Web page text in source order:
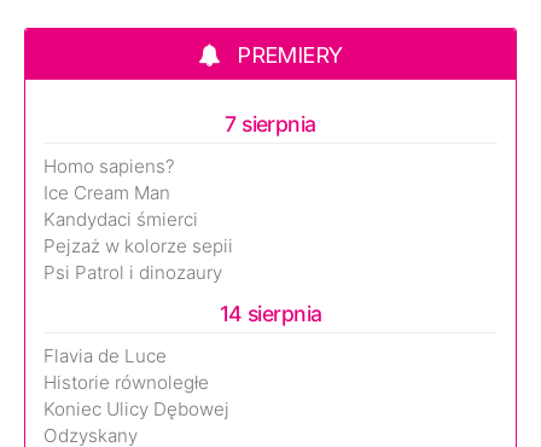
PREMIERY
7 sierpnia
Homo sapiens?
Ice Cream Man
Kandydaci śmierci
Pejzaż w kolorze sepii
Psi Patrol i dinozaury
14 sierpnia
Flavia de Luce
Historie równoległe
Koniec Ulicy Dębowej
Odzyskany